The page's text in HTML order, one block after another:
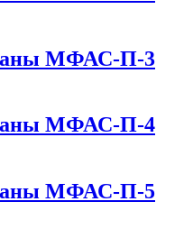
МФАС-П-3
МФАС-П-4
МФАС-П-5